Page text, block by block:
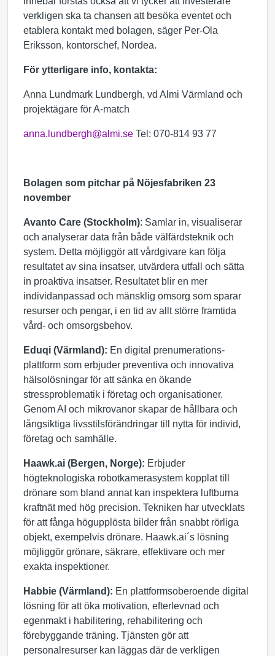
verkligen ska ta chansen att besöka eventet och
etablera kontakt med bolagen, säger Per-Ola
Eriksson, kontorschef, Nordea.
För ytterligare info, kontakta:
Anna Lundmark Lundbergh, vd Almi Värmland och
projektägare för A-match
anna.lundbergh@almi.se Tel: 070-814 93 77
Bolagen som pitchar på Nöjesfabriken 23
november
Avanto Care (Stockholm): Samlar in, visualiserar
och analyserar data från både välfärdsteknik och
system. Detta möjliggör att vårdgivare kan följa
resultatet av sina insatser, utvärdera utfall och sätta
in proaktiva insatser. Resultatet blir en mer
individanpassad och mänsklig omsorg som sparar
resurser och pengar, i en tid av allt större framtida
vård- och omsorgsbehov.
Eduqi (Värmland): En digital prenumerations-
plattform som erbjuder preventiva och innovativa
hälsolösningar för att sänka en ökande
stressproblematik i företag och organisationer.
Genom AI och mikrovanor skapar de hållbara och
långsiktiga livsstilsförändringar till nytta för individ,
företag och samhälle.
Haawk.ai (Bergen, Norge): Erbjuder
högteknologiska robotkamerasystem kopplat till
drönare som bland annat kan inspektera luftburna
kraftnät med hög precision. Tekniken har utvecklats
för att fånga högupplösta bilder från snabbt rörliga
objekt, exempelvis drönare. Haawk.ai´s lösning
möjliggör grönare, säkrare, effektivare och mer
exakta inspektioner.
Habbie (Värmland): En plattformsoberoende digital
lösning för att öka motivation, efterlevnad och
egenmakt i habilitering, rehabilitering och
förebyggande träning. Tjänsten gör att
personalresurser kan läggas där de verkligen